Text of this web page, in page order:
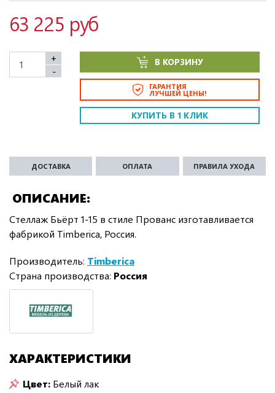
63 225 руб
+
-
В КОРЗИНУ
ГАРАНТИЯ
ЛУЧШЕЙ ЦЕНЫ!
КУПИТЬ В 1 КЛИК
ОПИСАНИЕ
ДОСТАВКА ОПЛАТА ПРАВИЛА УХОДА
Стеллаж Бьёрт 1-15 в стиле Прованс изготавливается
фабрикой Timberica, Россия.
Производитель: Timberica
Страна производства: Россия
ХАРАКТЕРИСТИКИ
Цвет: Белый лак